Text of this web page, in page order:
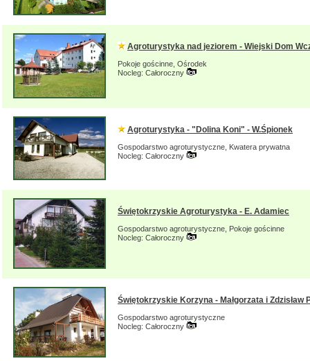
Agroturystyka nad jeziorem - Wiejski Dom
Pokoje gościnne, Ośrodek
Nocleg: Całoroczny
Agroturystyka - "Dolina Koni" - W.Śpionek
Gospodarstwo agroturystyczne, Kwatera prywatna
Nocleg: Całoroczny
Świętokrzyskie Agroturystyka - E. Adamiec
Gospodarstwo agroturystyczne, Pokoje gościnne
Nocleg: Całoroczny
Świętokrzyskie Korzyna - Małgorzata i Zdzisław
Gospodarstwo agroturystyczne
Nocleg: Całoroczny